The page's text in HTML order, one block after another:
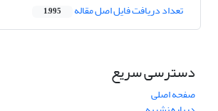
تعداد دریافت فایل اصل مقاله 1,995
دسترسی سریع
صفحه اصلی